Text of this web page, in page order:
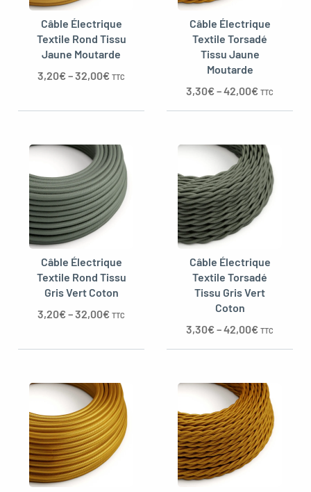
Câble Électrique
Textile Rond Tissu
Jaune Moutarde
3,20€–32,00€ TTC
Câble Électrique
Textile Torsadé
Tissu Jaune
Moutarde
3,30€–42,00€ TTC
Câble Électrique
Textile Rond Tissu
Gris Vert Coton
3,20€–32,00€ TTC
Câble Électrique
Textile Torsadé
Tissu Gris Vert
Coton
3,30€–42,00€ TTC